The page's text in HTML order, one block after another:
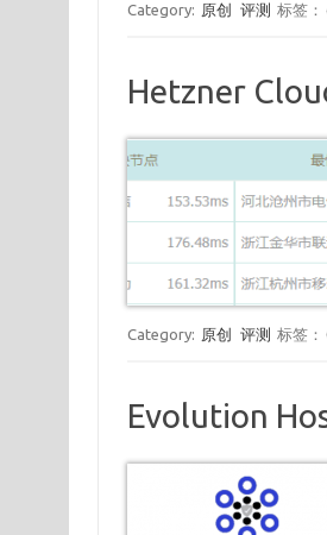
Category: 原创 评测 标签：
Hetzner
Category: 原创 评测 标签：
Evolution